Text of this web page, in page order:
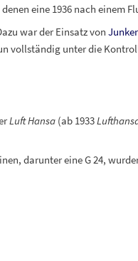
eine 1936 nach einem
war der Einsatz von
vollständig unter die
Luft Hansa(ab 1933
darunter eine G 24,